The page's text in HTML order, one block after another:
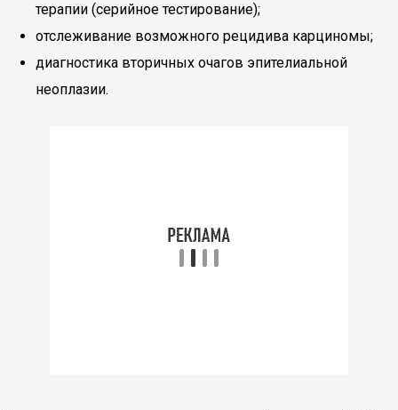
терапии (серийное тестирование);
отслеживание возможного рецидива карциномы;
диагностика вторичных очагов эпителиальной
неоплазии.